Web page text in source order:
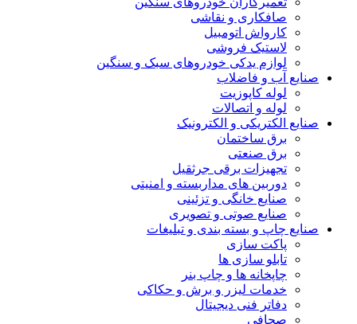
صافکاری و نقاشی
کارواش اتومبیل
لاستیک فروشی
لوازم یدکی خودروهای سبک و سنگین
صنایع آب و فاضلاب
لوله کاپوزیت
لوله و اتصالات
صنایع الکتریکی و الکترونیک
برق ساختمان
برق صنعتی
تجهیزات برقی جرثقیل
دوربین های مداربسته و امنیتی
صنایع خانگی و تزئینی
صنایع صوتی و تصویری
صنایع چاپ و بسته بندی و تبلیغات
پاکت سازی
تابلو سازی ها
چاپخانه ها و چاپ بنر
خدمات لیزر و برش و حکاکی
دفاتر فنی دیجیتال
صحافی